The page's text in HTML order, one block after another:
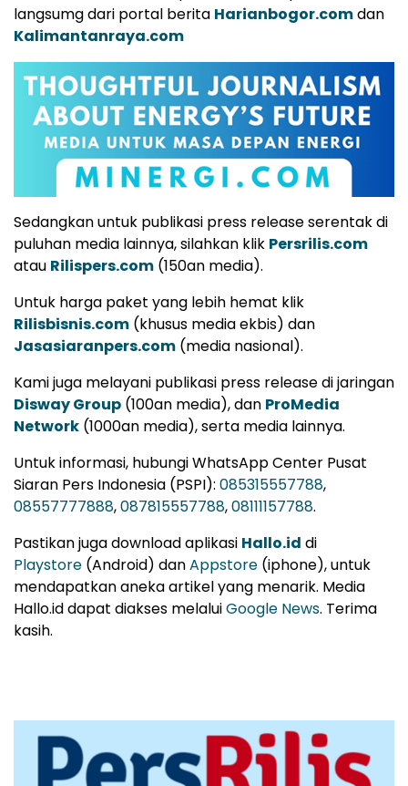
langsumg dari portal berita Harianbogor.comdan
Kalimantanraya.com
Sedangkan untuk publikasi press release serentak di
puluhan media lainnya, silahkan klik Persrilis.com
atau Rilispers.com (150an media).
Untuk harga paket yang lebih hemat klik
Rilisbisnis.com (khusus media ekbis) dan
Jasasiaranpers.com (media nasional).
Kami juga melayani publikasi press release di jaringan
Disway Group (100an media), dan ProMedia
Network (1000an media), serta media lainnya.
Untuk informasi, hubungi WhatsApp Center Pusat
Siaran Pers Indonesia (PSPI): 085315557788,
08557777888,087815557788,08111157788.
Pastikan juga download aplikasi Hallo.id di
Playstore (Android) danAppstore (iphone), untuk
mendapatkan aneka artikel yang menarik. Media
Hallo.id dapat diakses melaluiGoogle News. Terima
kasih.